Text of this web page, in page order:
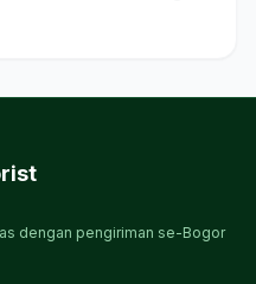
dengan pengiriman se-Bogor